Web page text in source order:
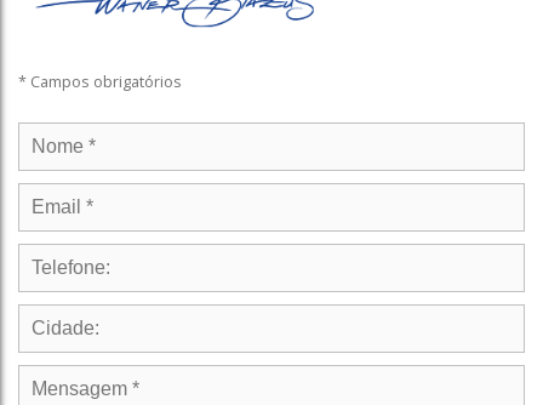
* Campos obrigatórios